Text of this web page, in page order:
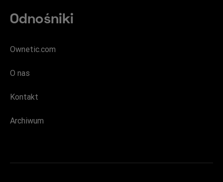
Odnośniki
Ownetic.com
O nas
Kontakt
Archiwum